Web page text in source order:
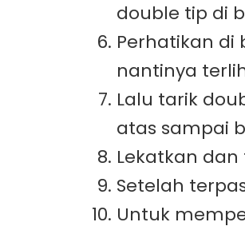
double tip di
Perhatikan di
nantinya
Lalu tarik
atas sampai
Lekatkan
Setelah
Untuk